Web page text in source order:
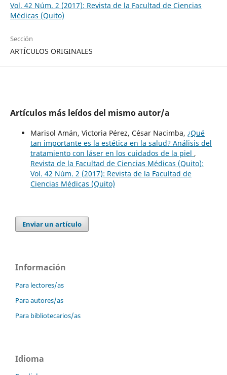
Vol. 42 Núm. 2 (2017): Revista de la Facultad de Ciencias
Médicas (Quito)
Sección
ARTÍCULOS ORIGINALES
Artículos más leídos del mismo autor/a
Marisol Amán, Victoria Pérez, César Nacimba, ¿Qué
tan importante es la estética en la salud? Análisis del
tratamiento con láser en los cuidados de la piel ,
Revista de la Facultad de Ciencias Médicas (Quito):
Vol. 42 Núm. 2 (2017): Revista de la Facultad de
Ciencias Médicas (Quito)
Enviar un artículo
Información
Para lectores/as
Para autores/as
Para bibliotecarios/as
Idioma